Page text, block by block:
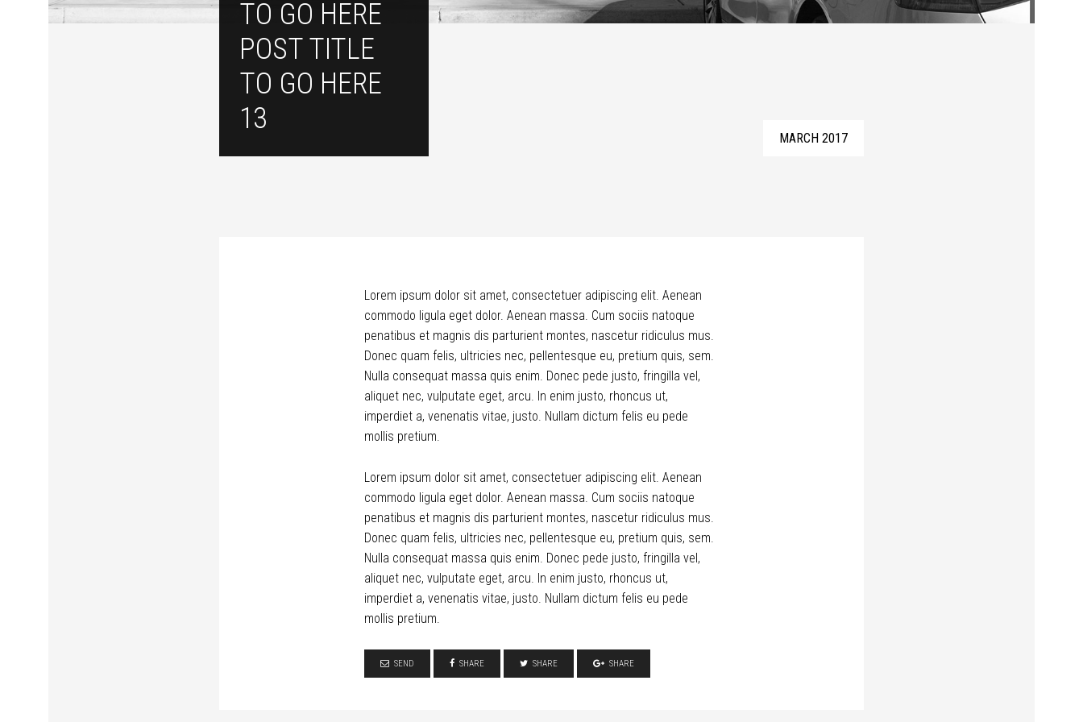
TO GO HERE
POST TITLE
TO GO HERE
13
MARCH 2017
Lorem ipsum dolor sit amet, consectetuer adipiscing elit. Aenean
commodo ligula eget dolor. Aenean massa. Cum sociis natoque
penatibus et magnis dis parturient montes, nascetur ridiculus mus.
Donec quam felis, ultricies nec, pellentesque eu, pretium quis, sem.
Nulla consequat massa quis enim. Donec pede justo, fringilla vel,
aliquet nec, vulputate eget, arcu. In enim justo, rhoncus ut,
imperdiet a, venenatis vitae, justo. Nullam dictum felis eu pede
mollis pretium.
Lorem ipsum dolor sit amet, consectetuer adipiscing elit. Aenean
commodo ligula eget dolor. Aenean massa. Cum sociis natoque
penatibus et magnis dis parturient montes, nascetur ridiculus mus.
Donec quam felis, ultricies nec, pellentesque eu, pretium quis, sem.
Nulla consequat massa quis enim. Donec pede justo, fringilla vel,
aliquet nec, vulputate eget, arcu. In enim justo, rhoncus ut,
imperdiet a, venenatis vitae, justo. Nullam dictum felis eu pede
mollis pretium.
SEND SHARE SHARE SHARE